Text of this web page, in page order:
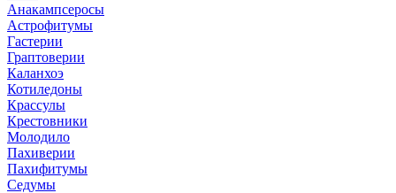
Анакампсеросы
Астрофитумы
Гастерии
Граптоверии
Каланхоэ
Котиледоны
Крассулы
Крестовники
Молодило
Пахиверии
Пахифитумы
Седумы